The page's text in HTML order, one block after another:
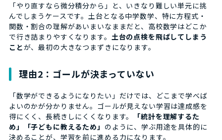
「やり直すなら微分積分から」と、いきなり難しい単元に挑
んでしまうケースです。土台となる中学数学、特に方程式・
関数・割合の理解があいまいなままだと、高校数学はどこか
で行き詰まりやすくなります。 土台の点検を飛ばしてしまう
ことが、最初の大きなつまずきになります。
理由2：ゴールが決まっていない
「数学ができるようになりたい」だけでは、どこまで学べば
よいのかが分かりません。ゴールが見えない学習は達成感を
得にくく、長続きしにくくなります。
「統計を理解するた
め」「子どもに教えるため」 のように、学ぶ用途を具体的に
決めることが、学習を前に進める力になります。